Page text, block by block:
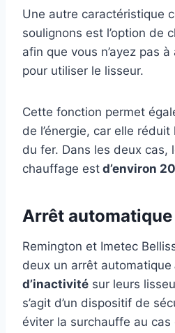
Une autre caractéristique
soulignons est l’option de
afin que vous n’ayez pas
pour utiliser le lisseur.
Cette fonction permet
de l’énergie, car elle réduit
du fer. Dans les deux cas,
chauffage est d’environ
Arrêt automatique
Remington et Imetec
deux un arrêt automatique
d’inactivité sur leurs
s’agit d’un dispositif de
éviter la surchauffe au